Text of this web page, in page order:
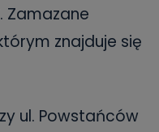
Zamazane
znajduje się
ul. Powstańców